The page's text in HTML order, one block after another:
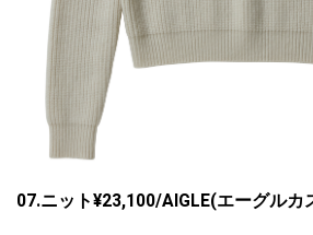
07.ニット¥23,100/AIGLE(エーグル